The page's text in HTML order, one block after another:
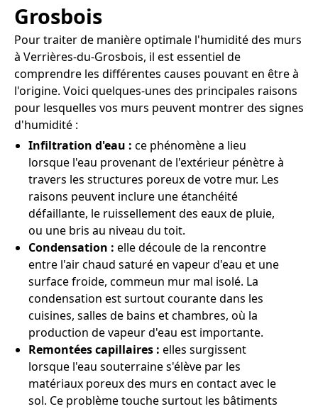
Grosbois
Pour traiter de manière optimale l'humidité des murs
à Verrières-du-Grosbois, il est essentiel de
comprendre les différentes causes pouvant en être à
l'origine. Voici quelques-unes des principales raisons
pour lesquelles vos murs peuvent montrer des signes
d'humidité :
Infiltration d'eau : ce phénomène a lieu
lorsque l'eau provenant de l'extérieur pénètre à
travers les structures poreux de votre mur. Les
raisons peuvent inclure une étanchéité
défaillante, le ruissellement des eaux de pluie,
ou une bris au niveau du toit.
Condensation : elle découle de la rencontre
entre l'air chaud saturé en vapeur d'eau et une
surface froide, commeun mur mal isolé. La
condensation est surtout courante dans les
cuisines, salles de bains et chambres, où la
production de vapeur d'eau est importante.
Remontées capillaires : elles surgissent
lorsque l'eau souterraine s'élève par les
matériaux poreux des murs en contact avec le
sol. Ce problème touche surtout les bâtiments